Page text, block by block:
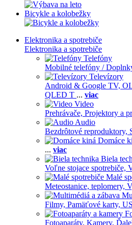
Bicykle a kolobežky
Elektronika a spotrebiče
Elektronika a spotrebiče
Telefóny
Mobilné telefóny /
Televízory
Android & Google TV,
QLED T ... viac
Video
Prehrávače, Projektory a
Audio
Bezdrôtové reproduktory,
Domáce
... viac
Biela
Voľne stojace spotrebiče,
Malé
Meteostanice, teplomery,
Filmy, Pamäťové karty,
Fotoaparáty, Kamery,